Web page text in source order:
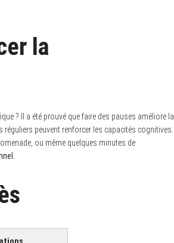
la
? Il a été prouvé que faire des pauses améliore la
réguliers peuvent renforcer les capacités cognitives.
ou même quelques minutes de